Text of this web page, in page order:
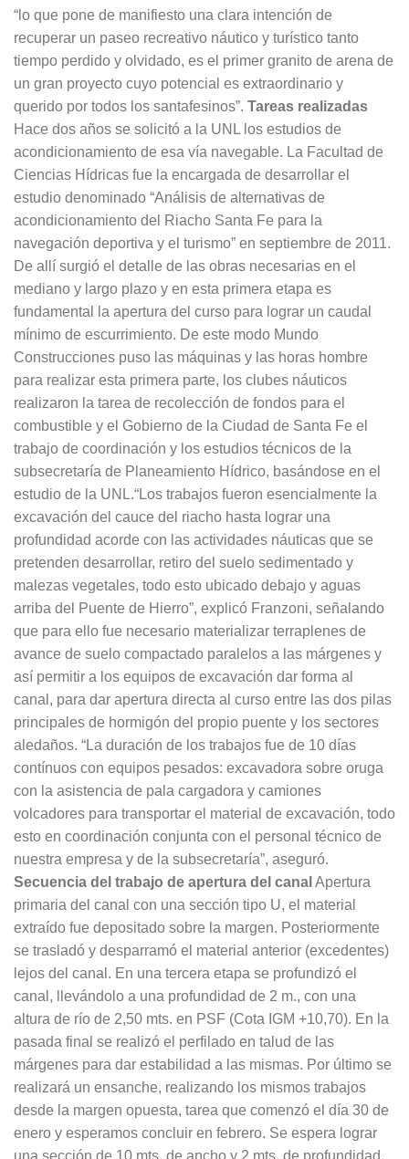
“lo que pone de manifiesto una clara intención de
recuperar un paseo recreativo náutico y turístico tanto
tiempo perdido y olvidado, es el primer granito de arena de
un gran proyecto cuyo potencial es extraordinario y
querido por todos los santafesinos”. Tareas realizadas
Hace dos años se solicitó a la UNL los estudios de
acondicionamiento de esa vía navegable. La Facultad de
Ciencias Hídricas fue la encargada de desarrollar el
estudio denominado “Análisis de alternativas de
acondicionamiento del Riacho Santa Fe para la
navegación deportiva y el turismo” en septiembre de 2011.
De allí surgió el detalle de las obras necesarias en el
mediano y largo plazo y en esta primera etapa es
fundamental la apertura del curso para lograr un caudal
mínimo de escurrimiento. De este modo Mundo
Construcciones puso las máquinas y las horas hombre
para realizar esta primera parte, los clubes náuticos
realizaron la tarea de recolección de fondos para el
combustible y el Gobierno de la Ciudad de Santa Fe el
trabajo de coordinación y los estudios técnicos de la
subsecretaría de Planeamiento Hídrico, basándose en el
estudio de la UNL.“Los trabajos fueron esencialmente la
excavación del cauce del riacho hasta lograr una
profundidad acorde con las actividades náuticas que se
pretenden desarrollar, retiro del suelo sedimentado y
malezas vegetales, todo esto ubicado debajo y aguas
arriba del Puente de Hierro”, explicó Franzoni, señalando
que para ello fue necesario materializar terraplenes de
avance de suelo compactado paralelos a las márgenes y
así permitir a los equipos de excavación dar forma al
canal, para dar apertura directa al curso entre las dos pilas
principales de hormigón del propio puente y los sectores
aledaños. “La duración de los trabajos fue de 10 días
contínuos con equipos pesados: excavadora sobre oruga
con la asistencia de pala cargadora y camiones
volcadores para transportar el material de excavación, todo
esto en coordinación conjunta con el personal técnico de
nuestra empresa y de la subsecretaría”, aseguró.
Secuencia del trabajo de apertura del canal Apertura
primaria del canal con una sección tipo U, el material
extraído fue depositado sobre la margen. Posteriormente
se trasladó y desparramó el material anterior (excedentes)
lejos del canal. En una tercera etapa se profundizó el
canal, llevándolo a una profundidad de 2 m., con una
altura de río de 2,50 mts. en PSF (Cota IGM +10,70). En la
pasada final se realizó el perfilado en talud de las
márgenes para dar estabilidad a las mismas. Por último se
realizará un ensanche, realizando los mismos trabajos
desde la margen opuesta, tarea que comenzó el día 30 de
enero y esperamos concluir en febrero. Se espera lograr